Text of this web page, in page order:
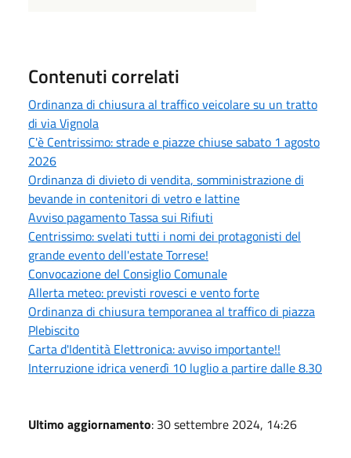
Contenuti correlati
Ordinanza di chiusura al traffico veicolare su un tratto
di via Vignola
C'è Centrissimo: strade e piazze chiuse sabato 1 agosto
2026
Ordinanza di divieto di vendita, somministrazione di
bevande in contenitori di vetro e lattine
Avviso pagamento Tassa sui Rifiuti
Centrissimo: svelati tutti i nomi dei protagonisti del
grande evento dell'estate Torrese!
Convocazione del Consiglio Comunale
Allerta meteo: previsti rovesci e vento forte
Ordinanza di chiusura temporanea al traffico di piazza
Plebiscito
Carta d'Identità Elettronica: avviso importante!!
Interruzione idrica venerdì 10 luglio a partire dalle 8.30
Ultimo aggiornamento: 30 settembre 2024, 14:26